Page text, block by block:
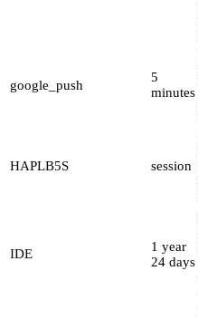
google_push
5
minutes
HAPLB5S session
IDE
1 year
24 days